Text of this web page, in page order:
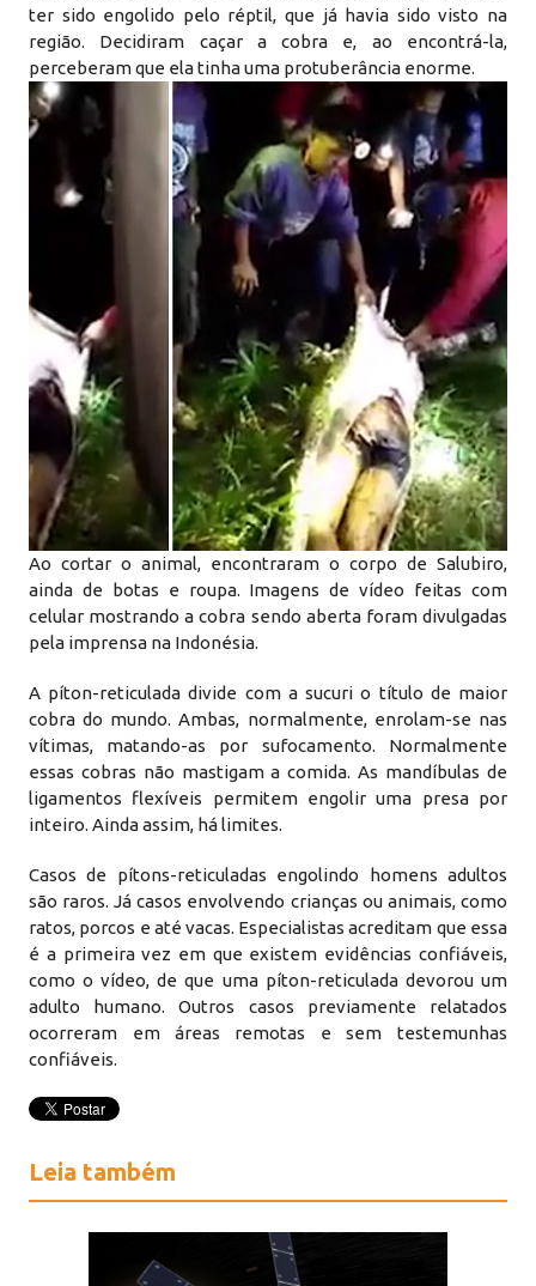
ter sido engolido pelo réptil, que já havia sido visto na
região. Decidiram caçar a cobra e, ao encontrá-la,
perceberam que ela tinha uma protuberância enorme.
Ao cortar o animal, encontraram o corpo de Salubiro,
ainda de botas e roupa. Imagens de vídeo feitas com
celular mostrando a cobra sendo aberta foram divulgadas
pela imprensa na Indonésia.
A píton-reticulada divide com a sucuri o título de maior
cobra do mundo. Ambas, normalmente, enrolam-se nas
vítimas, matando-as por sufocamento. Normalmente
essas cobras não mastigam a comida. As mandíbulas de
ligamentos flexíveis permitem engolir uma presa por
inteiro. Ainda assim, há limites.
Casos de pítons-reticuladas engolindo homens adultos
são raros. Já casos envolvendo crianças ou animais, como
ratos, porcos e até vacas. Especialistas acreditam que essa
é a primeira vez em que existem evidências confiáveis,
como o vídeo, de que uma píton-reticulada devorou um
adulto humano. Outros casos previamente relatados
ocorreram em áreas remotas e sem testemunhas
confiáveis.
Leia também